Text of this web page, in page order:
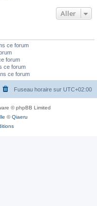
Aller
ce forum
forum
ce forum
ce forum
Fuseau horaire sur UTC+02:00
© phpBB Limited
©Qiaeru